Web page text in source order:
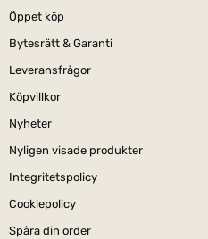
Öppet köp
Bytesrätt & Garanti
Leveransfrågor
Köpvillkor
Nyheter
Nyligen visade produkter
Integritetspolicy
Cookiepolicy
Spåra din order